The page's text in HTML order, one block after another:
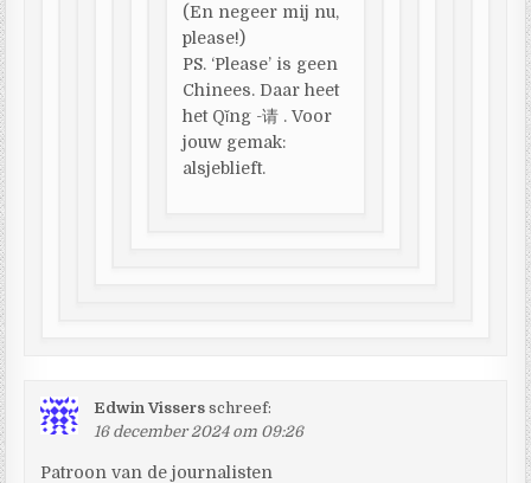
(En negeer mij nu,
please!)
PS. ‘Please’ is geen
Chinees. Daar heet
het Qǐng -请 . Voor
jouw gemak:
alsjeblieft.
Edwin Vissers schreef:
16 december 2024 om 09:26
Patroon van de journalisten